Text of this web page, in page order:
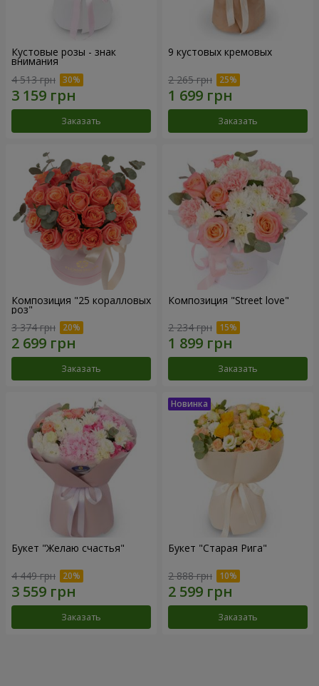
Кустовые розы - знак
внимания
4 513 грн
Заказать
9 кустовых кремовых
2 265 грн
Заказать
Композиция "25 коралловых
роз"
3 374 грн
Заказать
Композиция "Street love"
2 234 грн
Заказать
Букет "Желаю счастья"
4 449 грн
Заказать
Букет "Старая Рига"
2 888 грн
Заказать